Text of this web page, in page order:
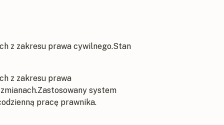
z zakresu prawa cywilnego.Stan
z zakresu prawa
system
pracę prawnika.